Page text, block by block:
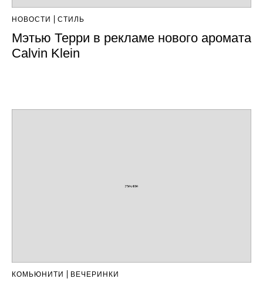
НОВОСТИ СТИЛЬ
Мэтью Терри в рекламе нового аромата
Calvin Klein
КОМЬЮНИТИ ВЕЧЕРИНКИ